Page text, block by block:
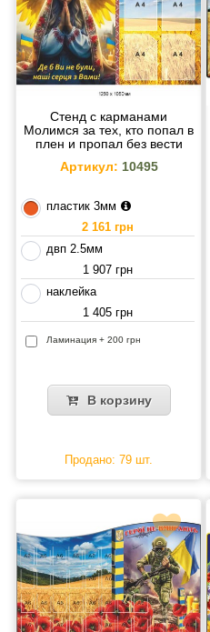
Стенд с карманами
Молимся за тех, кто попал в
плен и пропал без вести
Артикул: 10495
пластик 3мм
2 161 грн
двп 2.5мм
1 907 грн
наклейка
1 405 грн
Ламинация + 200 грн
В корзину
Продано: 79 шт.